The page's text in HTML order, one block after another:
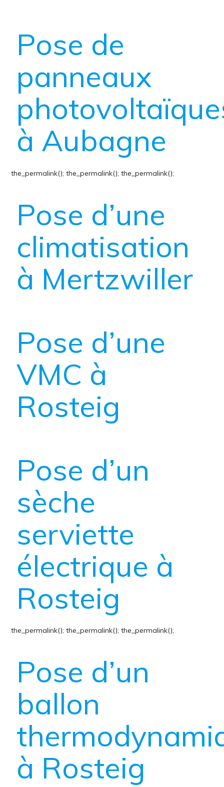
Pose de
panneaux
à Aubagne
the_permalink();
Pose d’une
climatisation
à Mertzwiller
the_permalink();
Pose d’une
VMC à
Rosteig
the_permalink();
Pose d’un
sèche
serviette
électrique à
Rosteig
the_permalink();
Pose d’un
ballon
à Rosteig
the_permalink();the_permalink();